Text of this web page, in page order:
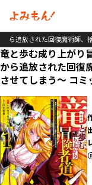
ら追放された回復魔術師
竜と歩む成り上がり
から追放された回復
させてしまう～ コミ
ポイント